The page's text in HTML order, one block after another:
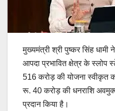
मुख्यमंत्री श्री पुष्कर सिंह
आपदा प्रभावित क्षेत्र के स्लोप
516 करोड़ की योजना स्वीकृत
रू. 40 करोड़ की धनराशि
प्रदान किया है।